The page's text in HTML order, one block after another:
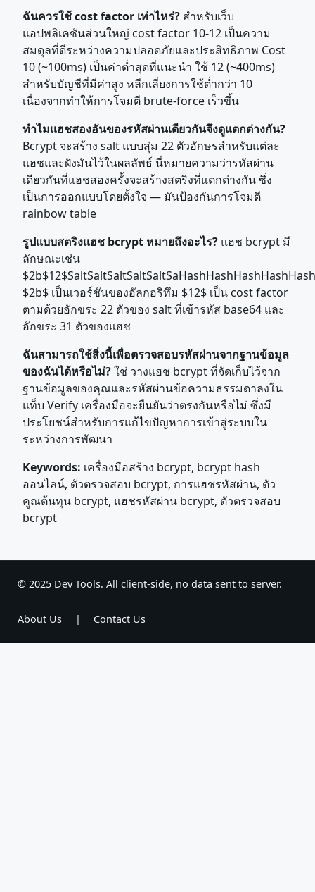
ฉันควรใช้ cost factor เท่าไหร่? สำหรับเว็บ
แอปพลิเคชันส่วนใหญ่ cost factor 10-12 เป็นความ
สมดุลที่ดีระหว่างความปลอดภัยและประสิทธิภาพ Cost
10 (~100ms) เป็นค่าต่ำสุดที่แนะนำ ใช้ 12 (~400ms)
สำหรับบัญชีที่มีค่าสูง หลีกเลี่ยงการใช้ต่ำกว่า 10
เนื่องจากทำให้การโจมตี brute-force เร็วขึ้น
ทำไมแฮชสองอันของรหัสผ่านเดียวกันจึงดูแตกต่างกัน?
Bcrypt จะสร้าง salt แบบสุ่ม 22 ตัวอักษรสำหรับแต่ละ
แฮชและฝังมันไว้ในผลลัพธ์ นี่หมายความว่ารหัสผ่าน
เดียวกันที่แฮชสองครั้งจะสร้างสตริงที่แตกต่างกัน ซึ่ง
เป็นการออกแบบโดยตั้งใจ — มันป้องกันการโจมตี
rainbow table
รูปแบบสตริงแฮช bcrypt หมายถึงอะไร? แฮช bcrypt มี
ลักษณะเช่น
$2b$ เป็นเวอร์ชันของอัลกอริทึม $12$ เป็น cost factor
ตามด้วยอักขระ 22 ตัวของ salt ที่เข้ารหัส base64 และ
อักขระ 31 ตัวของแฮช
ฉันสามารถใช้สิ่งนี้เพื่อตรวจสอบรหัสผ่านจากฐานข้อมูล
ของฉันได้หรือไม่?ใช่ วางแฮช bcrypt ที่จัดเก็บไว้จาก
ฐานข้อมูลของคุณและรหัสผ่านข้อความธรรมดาลงใน
แท็บ Verify เครื่องมือจะยืนยันว่าตรงกันหรือไม่ ซึ่งมี
ประโยชน์สำหรับการแก้ไขปัญหาการเข้าสู่ระบบใน
ระหว่างการพัฒนา
Keywords: เครื่องมือสร้าง bcrypt, bcrypt hash
ออนไลน์, ตัวตรวจสอบ bcrypt, การแฮชรหัสผ่าน, ตัว
คูณต้นทุน bcrypt, แฮชรหัสผ่าน bcrypt, ตัวตรวจสอบ
bcrypt
© 2025 Dev Tools. All client-side, no data sent to server.
About Us | Contact Us